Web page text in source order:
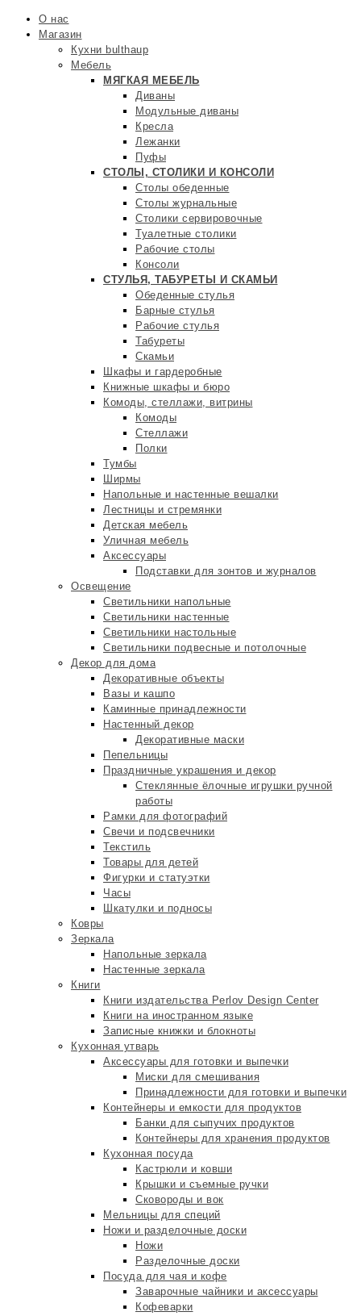
О нас
Магазин
Кухни bulthaup
Мебель
МЯГКАЯ МЕБЕЛЬ
Диваны
Модульные диваны
Кресла
Лежанки
Пуфы
СТОЛЫ, СТОЛИКИ И КОНСОЛИ
Столы обеденные
Столы журнальные
Столики сервировочные
Туалетные столики
Рабочие столы
Консоли
СТУЛЬЯ, ТАБУРЕТЫ И СКАМЬИ
Обеденные стулья
Барные стулья
Рабочие стулья
Табуреты
Скамьи
Шкафы и гардеробные
Книжные шкафы и бюро
Комоды, стеллажи, витрины
Комоды
Стеллажи
Полки
Тумбы
Ширмы
Напольные и настенные вешалки
Лестницы и стремянки
Детская мебель
Уличная мебель
Аксессуары
Подставки для зонтов и журналов
Освещение
Светильники напольные
Светильники настенные
Светильники настольные
Светильники подвесные и потолочные
Декор для дома
Декоративные объекты
Вазы и кашпо
Каминные принадлежности
Настенный декор
Декоративные маски
Пепельницы
Праздничные украшения и декор
Стеклянные ёлочные игрушки ручной
работы
Рамки для фотографий
Свечи и подсвечники
Текстиль
Товары для детей
Фигурки и статуэтки
Часы
Шкатулки и подносы
Ковры
Зеркала
Напольные зеркала
Настенные зеркала
Книги
Книги издательства Perlov Design Center
Книги на иностранном языке
Записные книжки и блокноты
Кухонная утварь
Аксессуары для готовки и выпечки
Миски для смешивания
Принадлежности для готовки и выпечки
Контейнеры и емкости для продуктов
Банки для сыпучих продуктов
Контейнеры для хранения продуктов
Кухонная посуда
Кастрюли и ковши
Крышки и съемные ручки
Сковороды и вок
Мельницы для специй
Ножи и разделочные доски
Ножи
Разделочные доски
Посуда для чая и кофе
Заварочные чайники и аксессуары
Кофеварки